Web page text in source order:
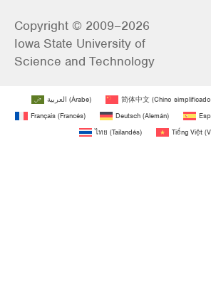
Copyright © 2009–2026
Iowa State University of
Science and Technology
العربية (Árabe) 简体中文(Chino simplificado
Français(Francés) Deutsch(Alemán)
ไทย (Tailandés) Tiếng Việt (